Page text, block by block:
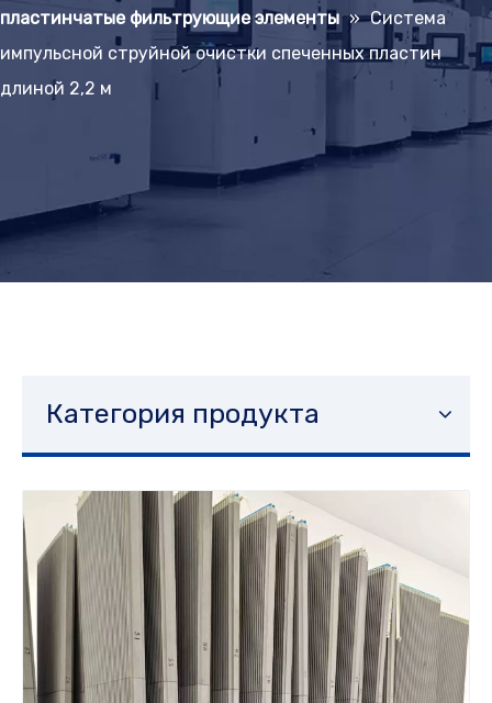
пластинчатые фильтрующие элементы » Система
импульсной струйной очистки спеченных пластин
длиной 2,2 м
Категория продукта